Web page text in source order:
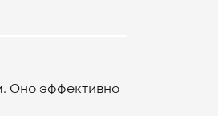
Оно эффективно